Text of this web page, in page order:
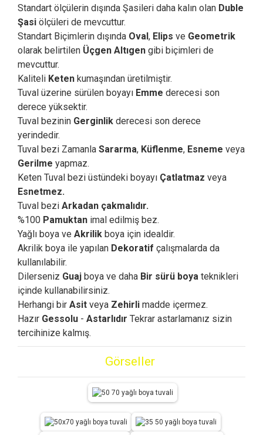
Standart ölçülerin dışında Şasileri daha kalın olan Duble
Şasi ölçüleri de mevcuttur.
Standart Biçimlerin dışında Oval, Elips ve Geometrik
olarak belirtilen Üçgen Altıgen gibi biçimleri de
mevcuttur.
Kaliteli Keten kumaşından üretilmiştir.
Tuval üzerine sürülen boyayı Emme derecesi son
derece yüksektir.
Tuval bezinin Gerginlik derecesi son derece
yerindedir.
Tuval bezi Zamanla Sararma, Küflenme, Esneme veya
Gerilme yapmaz.
Keten Tuval bezi üstündeki boyayı Çatlatmaz veya
Esnetmez.
Tuval bezi Arkadan çakmalıdır.
%100 Pamuktan imal edilmiş bez.
Yağlı boya ve Akrilik boya için idealdir.
Akrilik boya ile yapılan Dekoratif çalışmalarda da
kullanılabilir.
Dilerseniz Guaj boya ve daha Bir sürü boya teknikleri
içinde kullanabilirsiniz.
Herhangi bir Asit veya Zehirli madde içermez.
Hazır Gessolu - Astarlıdır Tekrar astarlamanız sizin
tercihinize kalmış.
Görseller